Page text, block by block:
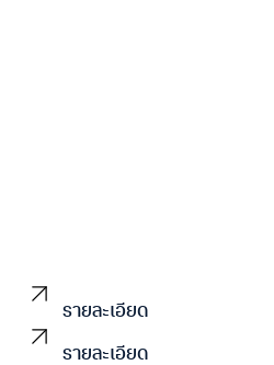
รายละเอียด
รายละเอียด